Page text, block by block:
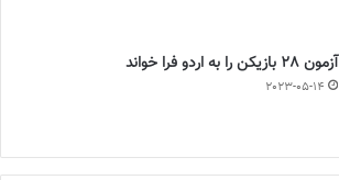
آزمون 28 بازیکن را به اردو فرا خواند
2023-05-14